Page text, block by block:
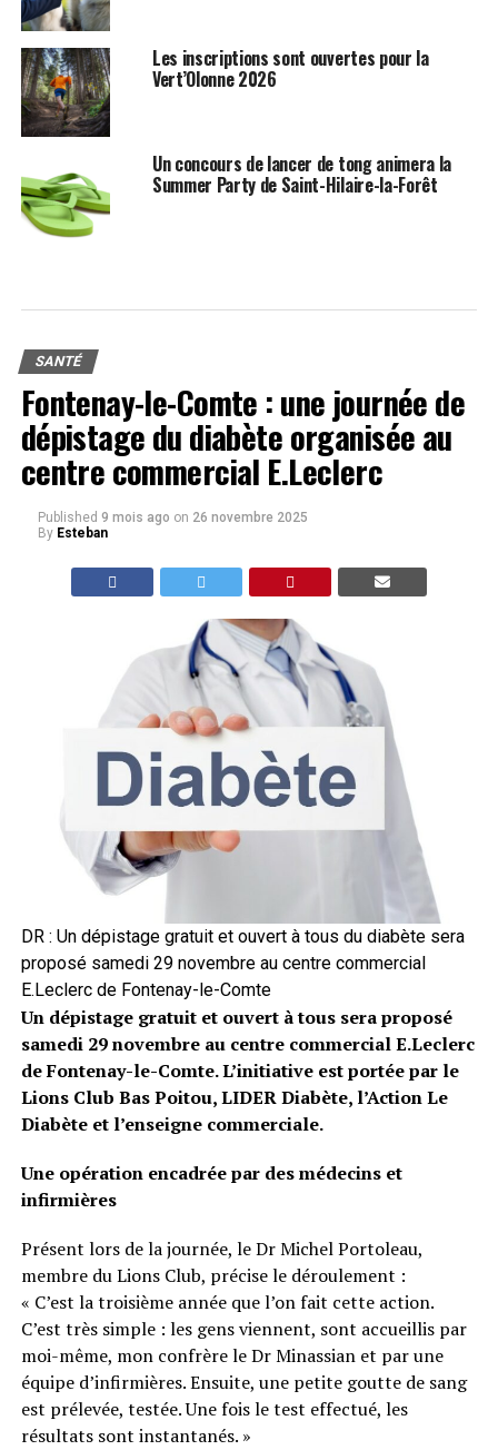
Les inscriptions sont ouvertes pour la
Vert’Olonne 2026
Un concours de lancer de tong animera la
Summer Party de Saint-Hilaire-la-Forêt
SANTÉ
Fontenay-le-Comte : une journée de
dépistage du diabète organisée au
centre commercial E.Leclerc
Published 9 mois ago on 26 novembre 2025
By Esteban
DR : Un dépistage gratuit et ouvert à tous du diabète sera
proposé samedi 29 novembre au centre commercial
E.Leclerc de Fontenay-le-Comte
Un dépistage gratuit et ouvert à tous sera proposé
samedi 29 novembre au centre commercial E.Leclerc
de Fontenay-le-Comte. L’initiative est portée par le
Lions Club Bas Poitou, LIDER Diabète, l’Action Le
Diabète et l’enseigne commerciale.
Une opération encadrée par des médecins et
infirmières
Présent lors de la journée, le Dr Michel Portoleau,
membre du Lions Club, précise le déroulement :
« C’est la troisième année que l’on fait cette action.
C’est très simple : les gens viennent, sont accueillis par
moi-même, mon confrère le Dr Minassian et par une
équipe d’infirmières. Ensuite, une petite goutte de sang
est prélevée, testée. Une fois le test effectué, les
résultats sont instantanés. »